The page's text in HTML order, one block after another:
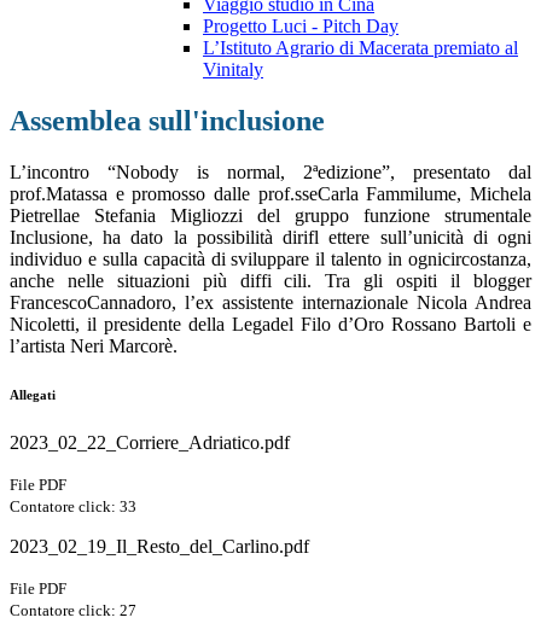
Viaggio studio in Cina
Progetto Luci - Pitch Day
L’Istituto Agrario di Macerata premiato al
Vinitaly
Assemblea sull'inclusione
L’incontro “Nobody is normal, 2ªedizione”, presentato dal
prof.Matassa e promosso dalle prof.sseCarla Fammilume, Michela
Pietrellae Stefania Migliozzi del gruppo funzione strumentale
Inclusione, ha dato la possibilità dirifl ettere sull’unicità di ogni
individuo e sulla capacità di sviluppare il talento in ognicircostanza,
anche nelle situazioni più diffi cili. Tra gli ospiti il blogger
FrancescoCannadoro, l’ex assistente internazionale Nicola Andrea
Nicoletti, il presidente della Legadel Filo d’Oro Rossano Bartoli e
l’artista Neri Marcorè.
Allegati
2023_02_22_Corriere_Adriatico.pdf
File PDF
Contatore click: 33
2023_02_19_Il_Resto_del_Carlino.pdf
File PDF
Contatore click: 27